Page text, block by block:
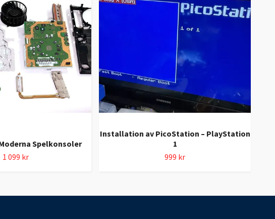
Spelkonsoler
1 099 kr
Installation av PicoStation – PlayStation
1
999 kr